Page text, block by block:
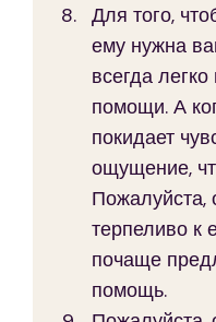
Для того,
ему нужна
всегда
помощи. А
покидает
ощущение,
Пожалуйста,
терпеливо к
почаще
помощь.